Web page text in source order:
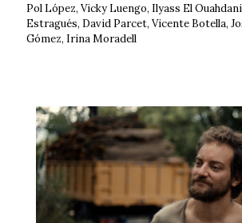
Pol López, Vicky Luengo, Ilyass El
Estragués, David Parcet, Vicente Botella,
Gómez, Irina Moradell